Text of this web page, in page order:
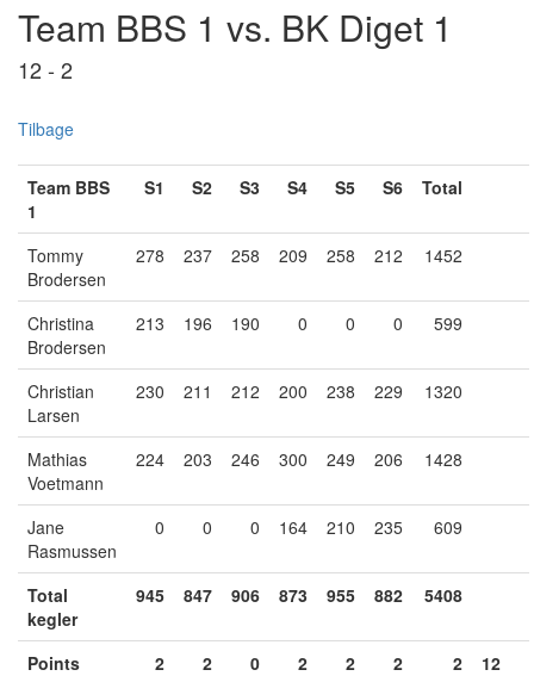
Team BBS 1 vs. BK Diget 1
12 - 2
Tilbage
Team BBS
1
S1 S2 S3 S4 S5 S6 Total
Tommy
Brodersen
278 237 258 209 258 212 1452
Christina
Brodersen
213 196 190 0 0 0 599
Christian
Larsen
230 211 212 200 238 229 1320
Mathias
Voetmann
224 203 246 300 249 206 1428
Jane
Rasmussen
0 0 0 164 210 235 609
Total
kegler
945 847 906 873 955 882 5408
Points 2 2 0 2 2 2 2 12